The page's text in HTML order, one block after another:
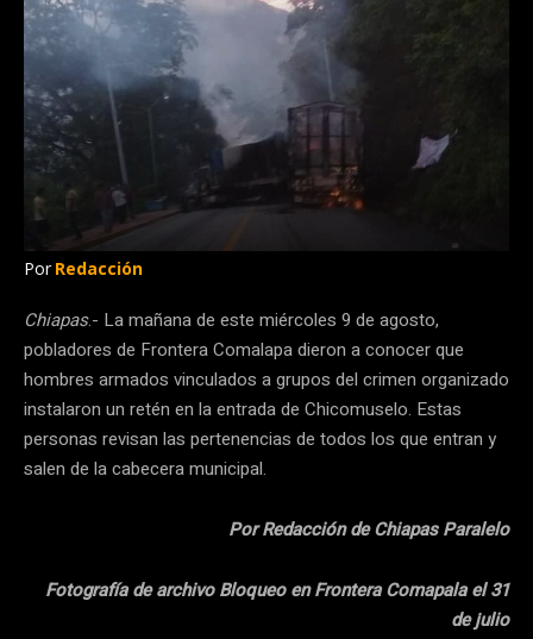
Por Redacción
Chiapas.- La mañana de este miércoles 9 de agosto,
pobladores de Frontera Comalapa dieron a conocer que
hombres armados vinculados a grupos del crimen organizado
instalaron un retén en la entrada de Chicomuselo. Estas
personas revisan las pertenencias de todos los que entran y
salen de la cabecera municipal.
Por Redacción de Chiapas Paralelo
Fotografía de archivo Bloqueo en Frontera Comapala el 31
de julio